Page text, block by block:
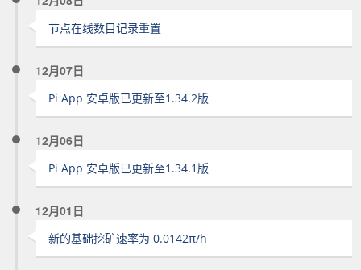
节点在线数目记录重置
12月07日
Pi App 安卓版已更新至1.34.2版
12月06日
Pi App 安卓版已更新至1.34.1版
12月01日
新的基础挖矿速率为 0.0142π/h